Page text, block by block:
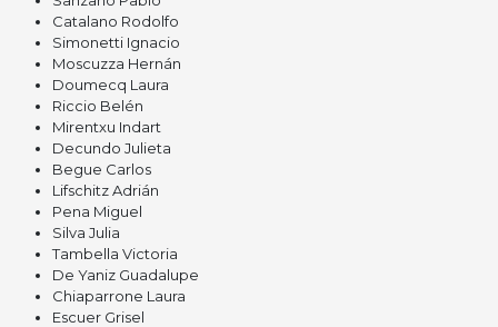
Catalano Rodolfo
Simonetti Ignacio
Moscuzza Hernán
Doumecq Laura
Riccio Belén
Mirentxu Indart
Decundo Julieta
Begue Carlos
Lifschitz Adrián
Pena Miguel
Silva Julia
Tambella Victoria
De Yaniz Guadalupe
Chiaparrone Laura
Escuer Grisel